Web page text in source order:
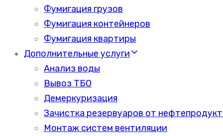
Фумигация грузов
Фумигация контейнеров
Фумигация квартиры
Дополнительные услуги
Анализ воды
Вывоз ТБО
Демеркуризация
Зачистка резервуаров от
Монтаж систем вентиляции